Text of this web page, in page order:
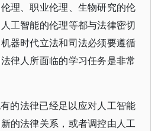
理、职业伦理、生物研究的伦
工智能的伦理等都与法律密切
器时代立法和司法必须要遵循
律人所面临的学习任务是非常
的法律已经足以应对人工智能
的法律关系，或者调控由人工